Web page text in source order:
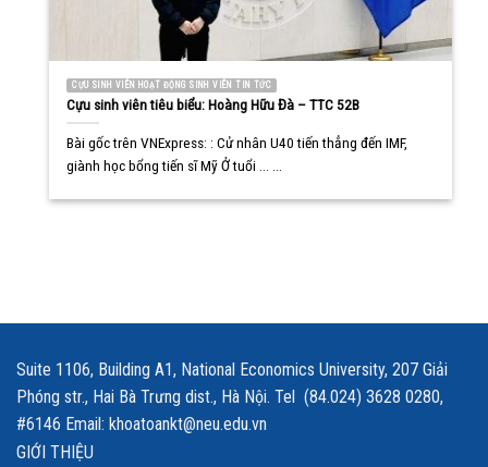
CỰU SINH VIÊN HOẠT ĐỘNG SINH VIÊN TIN TỨC
Cựu sinh viên tiêu biểu: Hoàng Hữu Đà – TTC 52B
Bài gốc trên VNExpress: : Cử nhân U40 tiến thẳng đến IMF,
giành học bổng tiến sĩ Mỹ Ở tuổi ... ...
Suite 1106, Building A1, National Economics University, 207 Giải
Phóng str., Hai Bà Trưng dist., Hà Nội. Tel (84.024) 3628 0280,
#6146 Email: khoatoankt@neu.edu.vn
GIỚI THIỆU